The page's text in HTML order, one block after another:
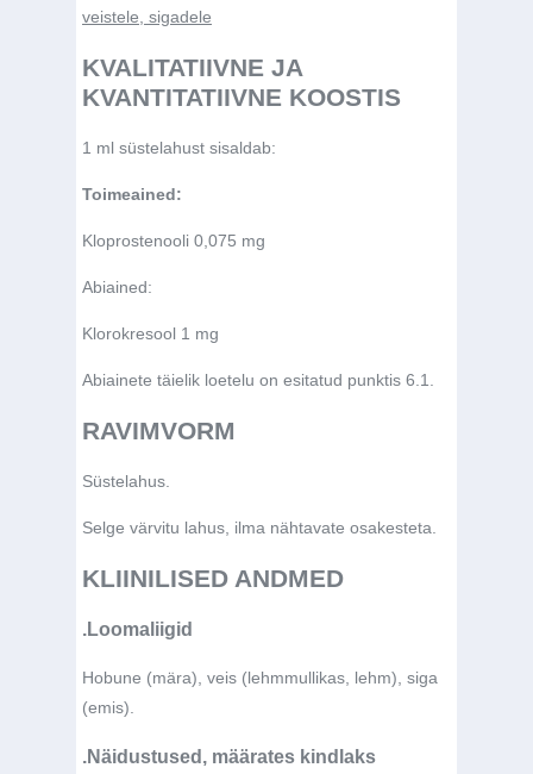
veistele, sigadele
KVALITATIIVNE JA
KVANTITATIIVNE KOOSTIS
1 ml süstelahust sisaldab:
Toimeained:
Kloprostenooli 0,075 mg
Abiained:
Klorokresool 1 mg
Abiainete täielik loetelu on esitatud punktis 6.1.
RAVIMVORM
Süstelahus.
Selge värvitu lahus, ilma nähtavate osakesteta.
KLIINILISED ANDMED
.Loomaliigid
Hobune (mära), veis (lehmmullikas, lehm), siga
(emis).
.Näidustused, määrates kindlaks